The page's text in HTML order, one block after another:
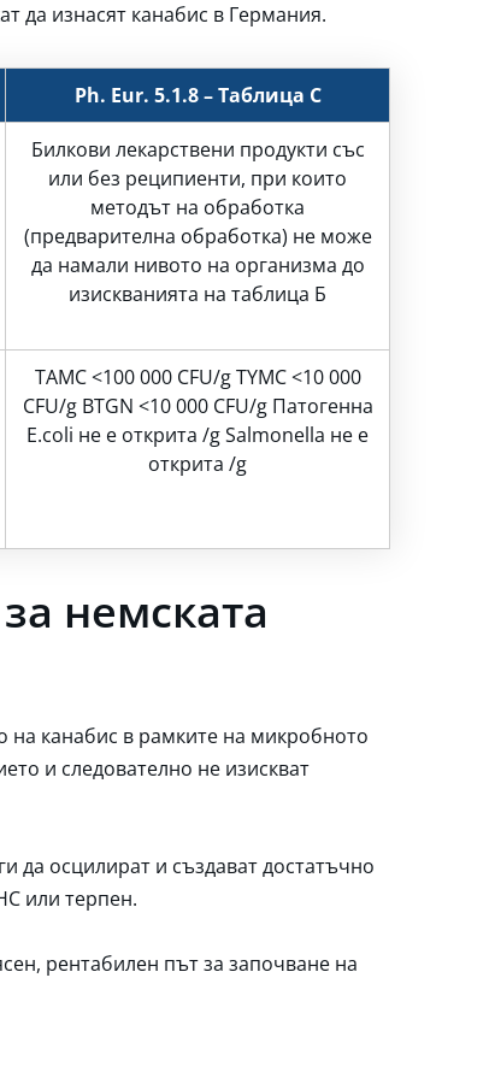
да изнасят канабис в Германия.
Ph. Eur. 5.1.8 – Таблица C
Билкови лекарствени продукти със
или без реципиенти, при които
методът на обработка
(предварителна обработка) не може
да намали нивото на организма до
изискванията на таблица Б
TAMC <100 000 CFU/g TYMC <10 000
CFU/g BTGN <10 000 CFU/g Патогенна
E.coli не е открита /g Salmonella не е
открита /g
немската
на канабис в рамките на микробното
и следователно не изискват
да осцилират и създават достатъчно
или терпен.
рентабилен път за започване на